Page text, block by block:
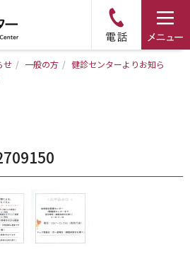
内
せ / 一般の方 / 健診センターよりお知ら